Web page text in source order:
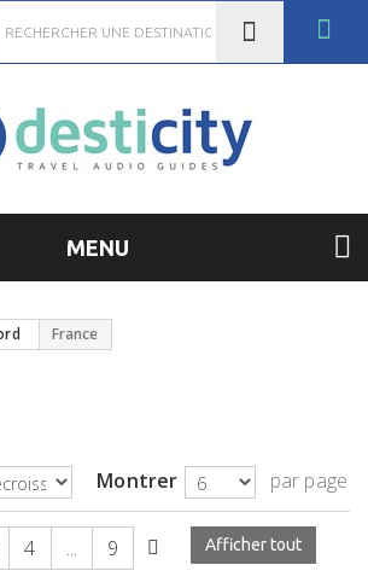
MENU
France
Montrer par page
Afficher tout
4 ...
9